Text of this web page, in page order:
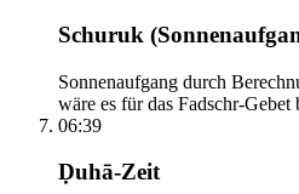
Schuruk
Sonnenaufgang durch
wäre es für das Fadschr-Gebet
06:39
Ḍuhā-Zeit